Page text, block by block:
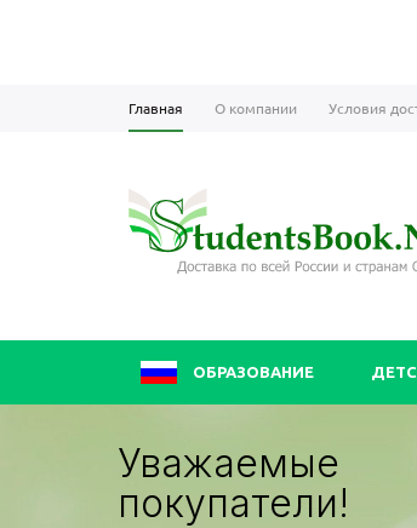
Главная О компании Условия
ОБРАЗОВАНИЕ
Уважаемые
покупатели!